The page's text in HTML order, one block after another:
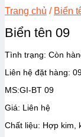
Trang chủ / Biển
Biển tên 09
Tình trạng: Còn
Liên hệ đặt hàng:
MS:GI-BT 09
Giá: Liên hệ
Chất liệu: Hợp kim,